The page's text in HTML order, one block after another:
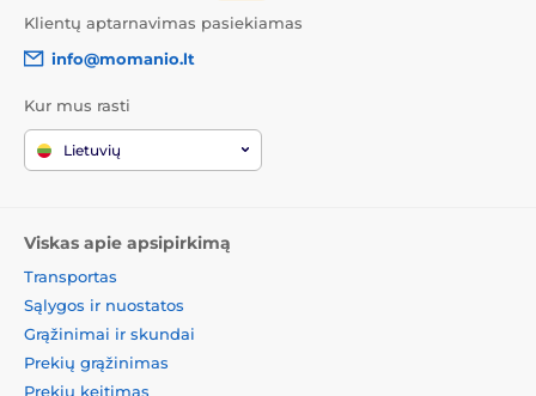
Klientų aptarnavimas pasiekiamas
info@momanio.lt
Kur mus rasti
Lietuvių
Viskas apie apsipirkimą
Transportas
Sąlygos ir nuostatos
Grąžinimai ir skundai
Prekių grąžinimas
Prekių keitimas